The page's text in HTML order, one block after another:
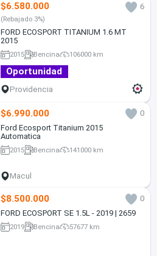
$6.580.000 6
(Rebajado 3%)
FORD ECOSPORT TITANIUM 1.6 MT
2015
2015 Bencina 106000 km
Oportunidad
Providencia
$6.990.000
0
Ford Ecosport Titanium 2015
Automatica
2015 Bencina 141000 km
Macul
$8.500.000
0
FORD ECOSPORT SE 1.5L - 2019 | 2659
2019 Bencina 57677 km